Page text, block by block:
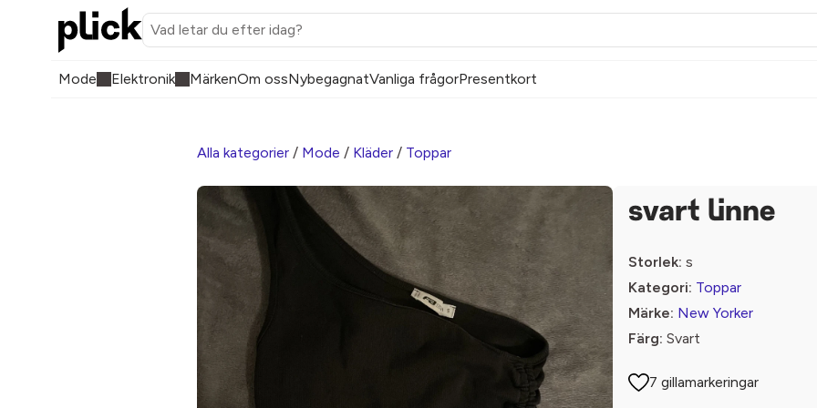
Mode Elektronik MärkenOm ossNybegagnatVanliga frågorPresentkort
Alla kategorier / Mode / Kläder / Toppar
svart linne
Storlek: s
Kategori: Toppar
Märke: New Yorker
Färg: Svart
7 gillamarkeringar